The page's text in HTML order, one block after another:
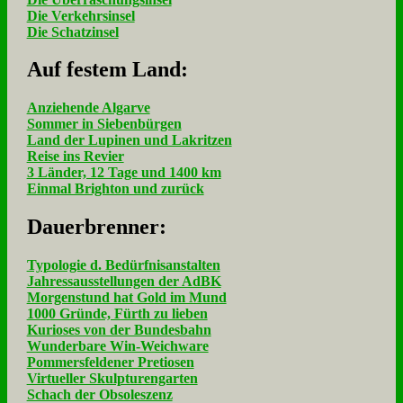
Die Verkehrsinsel
Die Schatzinsel
Auf fe­stem Land:
Anziehende Algarve
Sommer in Siebenbürgen
Land der Lupinen und Lakritzen
Reise ins Revier
3 Länder, 12 Tage und 1400 km
Einmal Brighton und zurück
Dau­er­bren­ner:
Typologie d. Bedürfnisanstalten
Jahressausstellungen der AdBK
Morgenstund hat Gold im Mund
1000 Gründe, Fürth zu lieben
Kurioses von der Bundesbahn
Wunderbare Win-Weichware
Pommersfeldener Pretiosen
Virtueller Skulpturengarten
Schach der Obsoleszenz